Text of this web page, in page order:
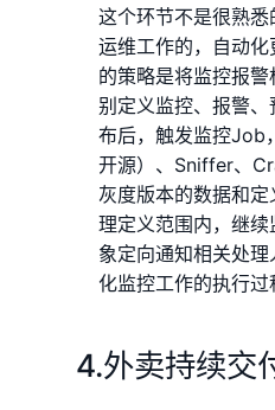
这个环节不是很熟
运维工作的，自动
的策略是将监控报
别定义监控、报警
布后，触发监控Job
开源）、Sniffer、
灰度版本的数据和
理定义范围内，继
象定向通知相关处
化监控工作的执行过
4.外卖持续交